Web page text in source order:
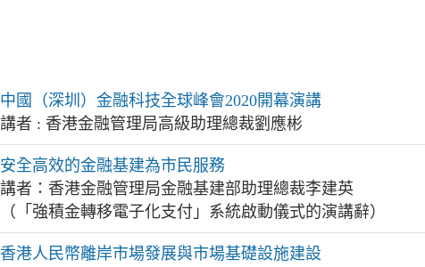
中國（深圳）金融科技全球峰會2020開幕演講
講者 : 香港金融管理局高級助理總裁劉應彬
安全高效的金融基建為市民服務
講者：香港金融管理局金融基建部助理總裁李建英
（「強積金轉移電子化支付」系統啟動儀式的演講辭）
香港人民幣離岸市場發展與市場基礎設施建設